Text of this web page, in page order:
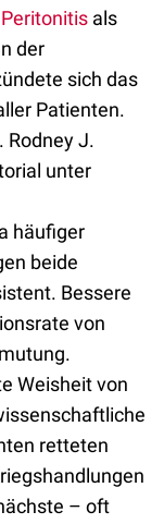
Peritonitis als
der
sich das
Patienten.
Rodney J.
unter
häufiger
beide
Bessere
von
Weisheit von
retteten
– oft